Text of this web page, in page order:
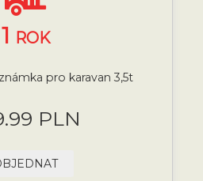
1 ROK
pro karavan 3,5t
PLN